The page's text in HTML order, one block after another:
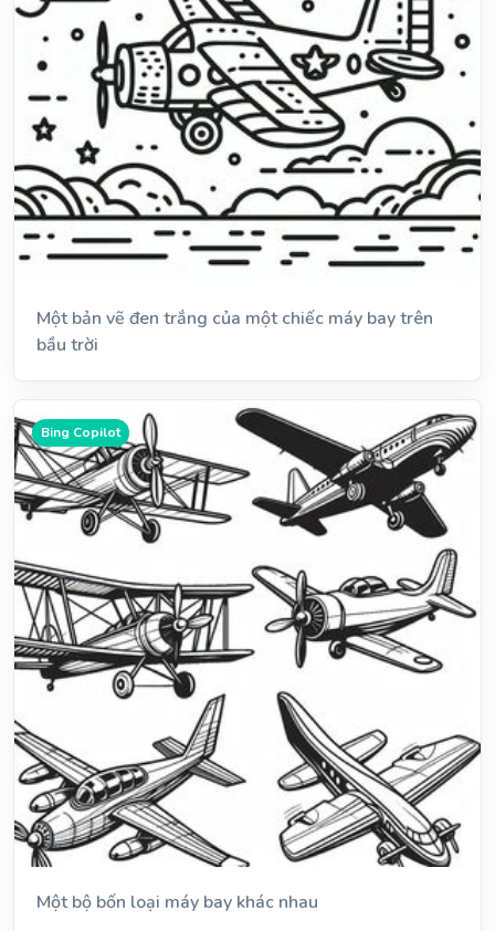
Một bản vẽ đen trắng của một chiếc máy bay trên
bầu trời
Bing Copilot
Một bộ bốn loại máy bay khác nhau